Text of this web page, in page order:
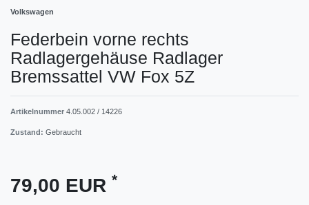
Volkswagen
Federbein vorne rechts
Radlagergehäuse Radlager
Bremssattel VW Fox 5Z
Artikelnummer 4.05.002 / 14226
Zustand: Gebraucht
79,00 EUR *